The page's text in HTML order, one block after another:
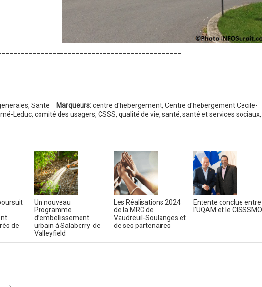
, Santé Marqueurs: centre d'hébergement, Centre d'hébergement Cécile-
Leduc, comité des usagers, CSSS, qualité de vie, santé, santé et services sociaux,
de
Un nouveau
Programme
d’embellissement
urbain à Salaberry-de-
Valleyfield
Les Réalisations 2024
de la MRC de
Vaudreuil-Soulanges et
de ses partenaires
Entente conclue entre
l’UQAM et le CISSSMO